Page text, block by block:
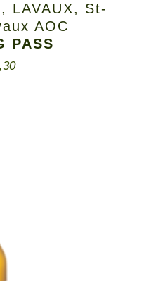
, LAVAUX, St-
AOC
PASS